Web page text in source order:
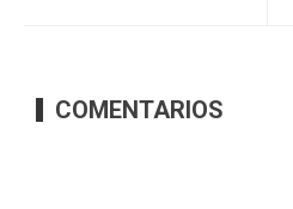
COMENTARIOS